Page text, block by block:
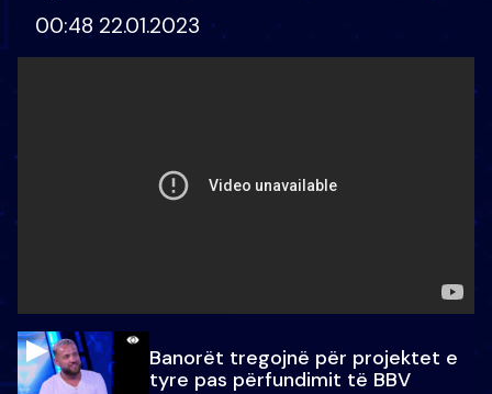
00:48 22.01.2023
Banorët tregojnë për projektet e
tyre pas përfundimit të BBV